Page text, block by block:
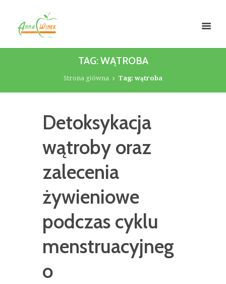
TAG: WĄTROBA
Strona główna Tag: wątroba
Detoksykacja
wątroby oraz
zalecenia
żywieniowe
podczas cyklu
menstruacyjneg
o